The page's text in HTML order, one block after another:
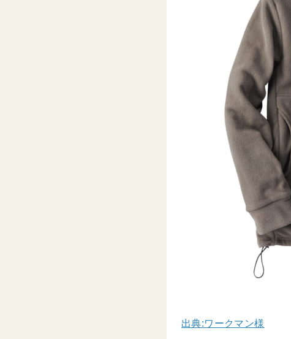
出典:ワークマン様